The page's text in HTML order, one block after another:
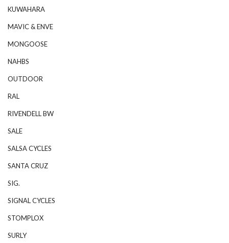
KUWAHARA
MAVIC & ENVE
MONGOOSE
NAHBS
OUTDOOR
RAL
RIVENDELL BW
SALE
SALSA CYCLES
SANTA CRUZ
SIG.
SIGNAL CYCLES
STOMPLOX
SURLY